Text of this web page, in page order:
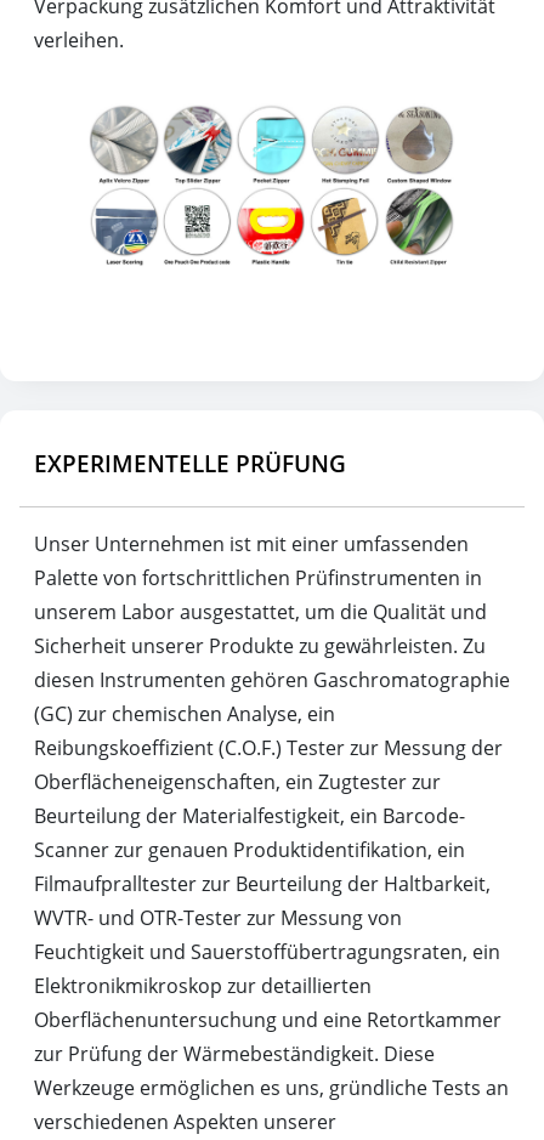
Verpackung zusätzlichen Komfort und Attraktivität
verleihen.
EXPERIMENTELLE PRÜFUNG
Unser Unternehmen ist mit einer umfassenden
Palette von fortschrittlichen Prüfinstrumenten in
unserem Labor ausgestattet, um die Qualität und
Sicherheit unserer Produkte zu gewährleisten. Zu
diesen Instrumenten gehören Gaschromatographie
(GC) zur chemischen Analyse, ein
Reibungskoeffizient (C.O.F.) Tester zur Messung der
Oberflächeneigenschaften, ein Zugtester zur
Beurteilung der Materialfestigkeit, ein Barcode-
Scanner zur genauen Produktidentifikation, ein
Filmaufpralltester zur Beurteilung der Haltbarkeit,
WVTR- und OTR-Tester zur Messung von
Feuchtigkeit und Sauerstoffübertragungsraten, ein
Elektronikmikroskop zur detaillierten
Oberflächenuntersuchung und eine Retortkammer
zur Prüfung der Wärmebeständigkeit. Diese
Werkzeuge ermöglichen es uns, gründliche Tests an
verschiedenen Aspekten unserer